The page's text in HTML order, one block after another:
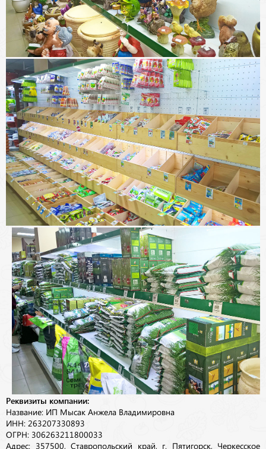
Реквизиты компании:
Название: ИП Мысак Анжела Владимировна
ИНН: 263207330893
ОГРН: 306263211800033
Адрес: 357500, Ставропольский край, г. Пятигорск, Черкесское